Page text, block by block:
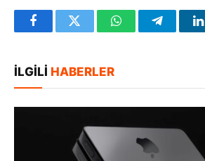
FacebookTwitter WhatsAppTelegram
İLGILI HABERLER